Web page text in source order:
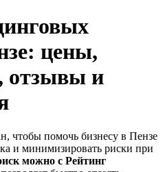
цены,
отзывы и
чтобы помочь бизнесу в Пензе
и минимизировать риски при
можно с Рейтинг